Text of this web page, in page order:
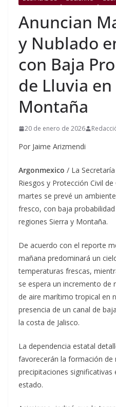
Anuncian
y Nublado
con Baja
de Lluvia
Montaña
20 de enero de 2026
Por Jaime Arizmendi
Argonmexico / La
Riesgos y Protección Civil
martes se prevé un
fresco, con baja
regiones Sierra y Montaña.
De acuerdo con el reporte
mañana predominará un
temperaturas frescas,
se espera un incremento de
de aire marítimo tropical en
presencia de un canal de
la costa de Jalisco.
La dependencia estatal
favorecerán la formación de
precipitaciones significativas
estado.